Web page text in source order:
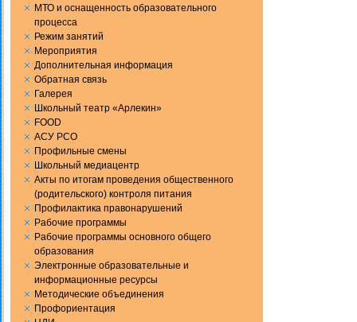
МТО и оснащенность образовательного
процесса
Режим занятий
Мероприятия
Дополнительная информация
Обратная связь
Галерея
Школьный театр «Арлекин»
FOOD
АСУ РСО
Профильные смены
Школьный медиацентр
Акты по итогам проведения общественного
(родительского) контроля питания
Профилактика правонарушений
Рабочие программы
Рабочие программы основного общего
образования
Электронные образовательные и
информационные ресурсы
Методические объединения
Профориентация